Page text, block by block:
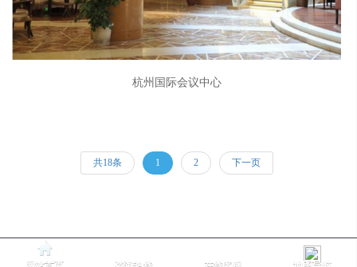
杭州国际会议中心
共18条 1 2 下一页